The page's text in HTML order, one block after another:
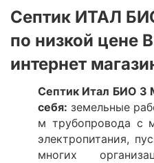
Септик ИТАЛ
по низкой цене
интернет
Септик Итал БИО 3
себя: земельные
м трубопровода с
электропитания,
многих